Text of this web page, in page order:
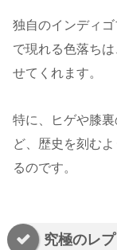
独自のインディ
で現れる色落ち
せてくれます。
特に、ヒゲや膝
ど、歴史を刻む
るのです。
究極のレ